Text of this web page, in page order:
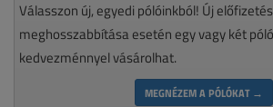
Válasszon új, egyedi pólóinkból! Új
meghosszabbítása esetén egy vagy két
kedvezménnyel vásárolhat.
MEGNÉZEM A PÓLÓKAT →